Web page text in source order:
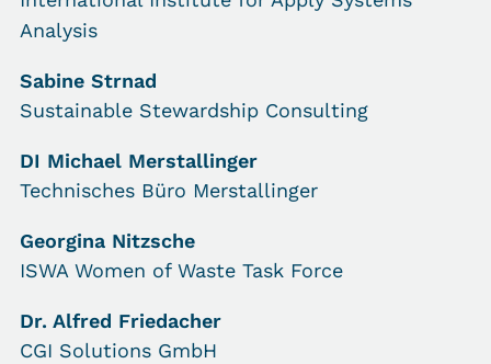
Analysis
Sabine Strnad
Sustainable Stewardship Consulting
DI Michael Merstallinger
Technisches Büro Merstallinger
Georgina Nitzsche
ISWA Women of Waste Task Force
Dr. Alfred Friedacher
CGI Solutions GmbH